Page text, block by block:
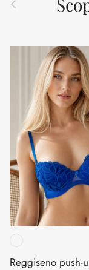
Reggiseno push-